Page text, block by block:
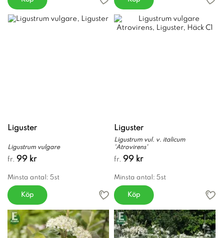
Liguster
Ligustrum vulgare
fr. 99 kr
Minsta antal: 5st
Köp
Liguster
Ligustrum vul. v. italicum
'Atrovirens'
fr. 99 kr
Minsta antal: 5st
Köp